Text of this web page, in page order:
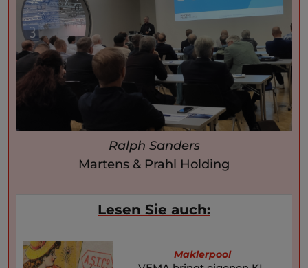
Ralph Sanders
Martens & Prahl Holding
Lesen Sie auch:
Maklerpool